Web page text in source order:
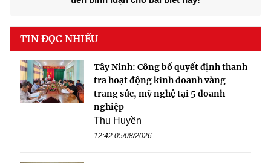
TIN ĐỌC NHIỀU
Tây Ninh: Công bố quyết định thanh
tra hoạt động kinh doanh vàng
trang sức, mỹ nghệ tại 5 doanh
nghiệp
Thu Huyền
12:42 05/08/2026